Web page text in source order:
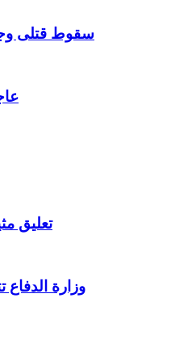
سقوط قتلى
تعليق
وزارة